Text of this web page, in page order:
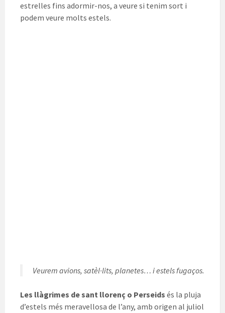
estrelles fins adormir-nos, a veure si tenim sort i
podem veure molts estels.
Veurem avions, satèl·lits, planetes… i estels fugaços.
Les llàgrimes de sant llorenç o Perseids és la pluja
d’estels més meravellosa de l’any, amb origen al juliol